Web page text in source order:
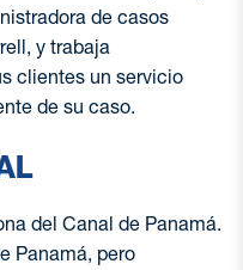
de casos
y trabaja
clientes un servicio
de su caso.
del Canal de Panamá.
Panamá, pero